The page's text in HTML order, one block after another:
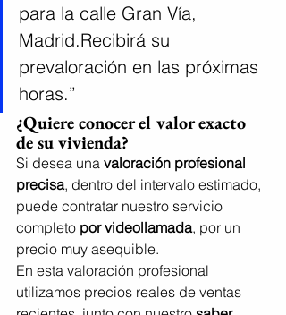
para la calle Gran Vía,
Madrid.Recibirá su
prevaloración en las próximas
horas.”
¿Quiere conocer el valor exacto
de su vivienda?
Si desea una valoración profesional
precisa, dentro del intervalo estimado,
puede contratar nuestro servicio
completo por videollamada, por un
precio muy asequible.
En esta valoración profesional
utilizamos precios reales de ventas